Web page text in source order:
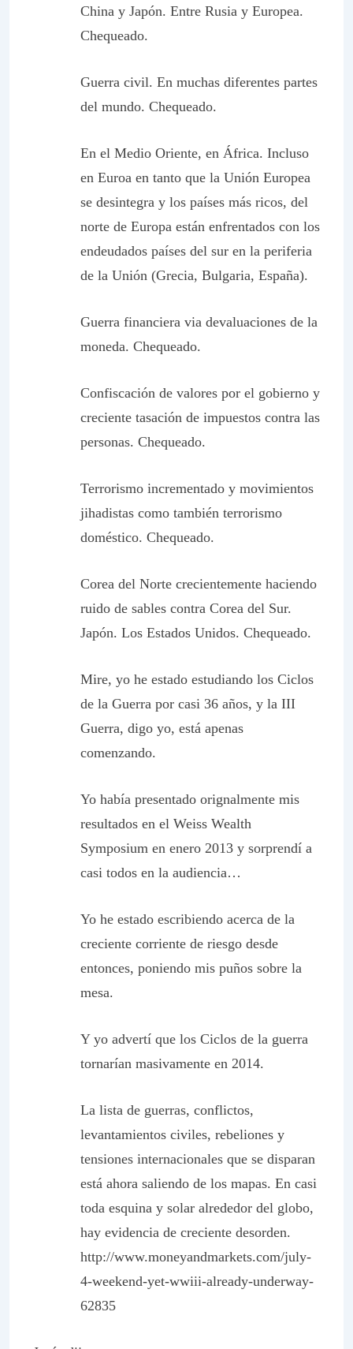
China y Japón. Entre Rusia y Europea.
Chequeado.
Guerra civil. En muchas diferentes partes
del mundo. Chequeado.
En el Medio Oriente, en África. Incluso
en Euroa en tanto que la Unión Europea
se desintegra y los países más ricos, del
norte de Europa están enfrentados con los
endeudados países del sur en la periferia
de la Unión (Grecia, Bulgaria, España).
Guerra financiera via devaluaciones de la
moneda. Chequeado.
Confiscación de valores por el gobierno y
creciente tasación de impuestos contra las
personas. Chequeado.
Terrorismo incrementado y movimientos
jihadistas como también terrorismo
doméstico. Chequeado.
Corea del Norte crecientemente haciendo
ruido de sables contra Corea del Sur.
Japón. Los Estados Unidos. Chequeado.
Mire, yo he estado estudiando los Ciclos
de la Guerra por casi 36 años, y la III
Guerra, digo yo, está apenas
comenzando.
Yo había presentado orignalmente mis
resultados en el Weiss Wealth
Symposium en enero 2013 y sorprendí a
casi todos en la audiencia…
Yo he estado escribiendo acerca de la
creciente corriente de riesgo desde
entonces, poniendo mis puños sobre la
mesa.
Y yo advertí que los Ciclos de la guerra
tornarían masivamente en 2014.
La lista de guerras, conflictos,
levantamientos civiles, rebeliones y
tensiones internacionales que se disparan
está ahora saliendo de los mapas. En casi
toda esquina y solar alrededor del globo,
hay evidencia de creciente desorden.
http://www.moneyandmarkets.com/july-
4-weekend-yet-wwiii-already-underway-
62835